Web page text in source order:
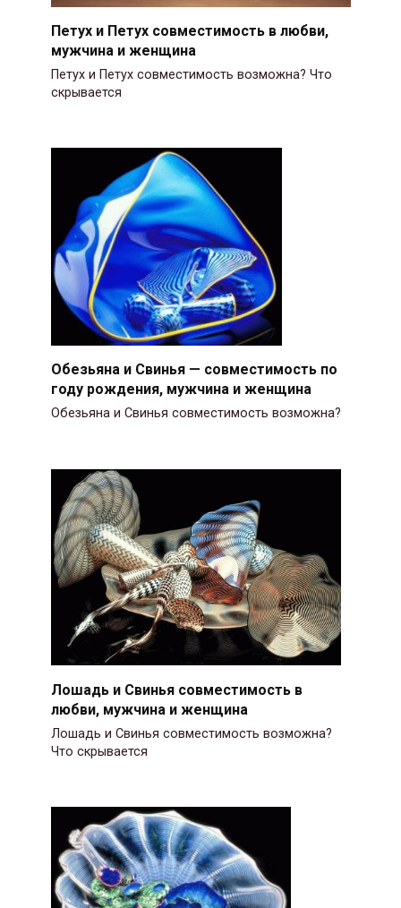
Петух и Петух совместимость в любви,
мужчина и женщина
Петух и Петух совместимость возможна? Что
скрывается
Обезьяна и Свинья — совместимость по
году рождения, мужчина и женщина
Обезьяна и Свинья совместимость возможна?
Лошадь и Свинья совместимость в
любви, мужчина и женщина
Лошадь и Свинья совместимость возможна?
Что скрывается